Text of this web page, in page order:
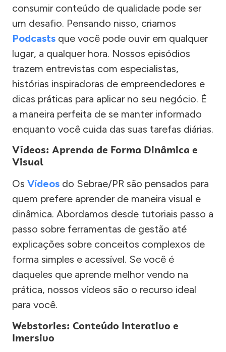
consumir conteúdo de qualidade pode ser
um desafio. Pensando nisso, criamos
Podcasts que você pode ouvir em qualquer
lugar, a qualquer hora. Nossos episódios
trazem entrevistas com especialistas,
histórias inspiradoras de empreendedores e
dicas práticas para aplicar no seu negócio. É
a maneira perfeita de se manter informado
enquanto você cuida das suas tarefas diárias.
Vídeos: Aprenda de Forma Dinâmica e
Visual
Os Vídeos do Sebrae/PR são pensados para
quem prefere aprender de maneira visual e
dinâmica. Abordamos desde tutoriais passo a
passo sobre ferramentas de gestão até
explicações sobre conceitos complexos de
forma simples e acessível. Se você é
daqueles que aprende melhor vendo na
prática, nossos vídeos são o recurso ideal
para você.
Webstories: Conteúdo Interativo e
Imersivo